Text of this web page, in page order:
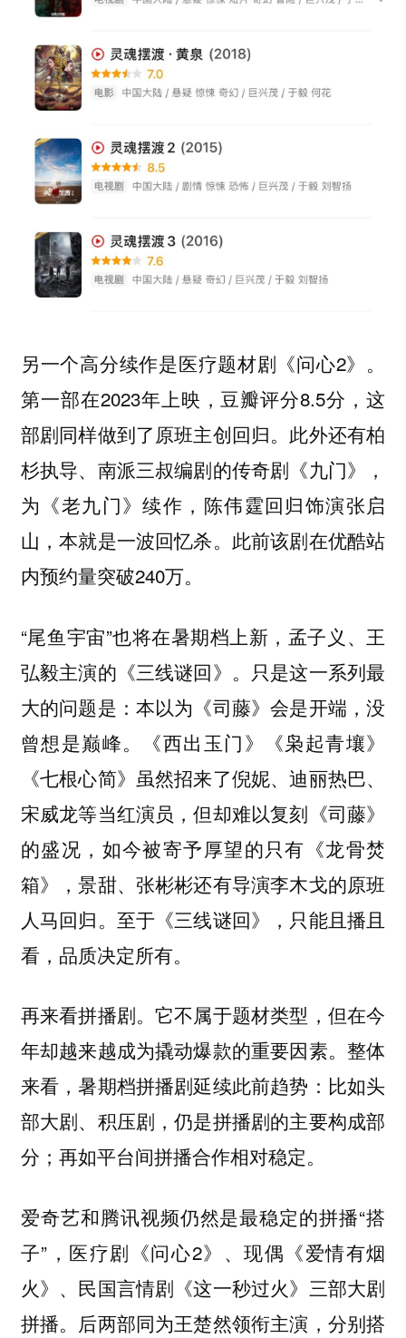
另一个高分续作是医疗题材剧《问心2》。
第一部在2023年上映，豆瓣评分8.5分，这
部剧同样做到了原班主创回归。此外还有柏
杉执导、南派三叔编剧的传奇剧《九门》，
为《老九门》续作，陈伟霆回归饰演张启
山，本就是一波回忆杀。此前该剧在优酷站
内预约量突破240万。
“尾鱼宇宙”也将在暑期档上新，孟子义、王
弘毅主演的《三线谜回》。只是这一系列最
大的问题是：本以为《司藤》会是开端，没
曾想是巅峰。《西出玉门》《枭起青壤》
《七根心简》虽然招来了倪妮、迪丽热巴、
宋威龙等当红演员，但却难以复刻《司藤》
的盛况，如今被寄予厚望的只有《龙骨焚
箱》，景甜、张彬彬还有导演李木戈的原班
人马回归。至于《三线谜回》，只能且播且
看，品质决定所有。
再来看拼播剧。它不属于题材类型，但在今
年却越来越成为撬动爆款的重要因素。 整体
来看，暑期档拼播剧延续此前趋势：比如头
部大剧、积压剧，仍是拼播剧的主要构成部
分；再如平台间拼播合作相对稳定。
爱奇艺和腾讯视频仍然是最稳定的拼播“搭
子”，医疗剧《问心2》、现偶《爱情有烟
火》、民国言情剧《这一秒过火》三部大剧
拼播。后两部同为王楚然领衔主演，分别搭